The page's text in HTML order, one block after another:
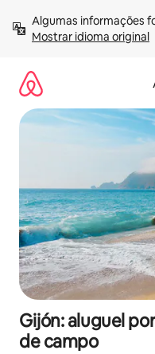
para
Mostrar idioma original
Gijón: aluguel
de campo